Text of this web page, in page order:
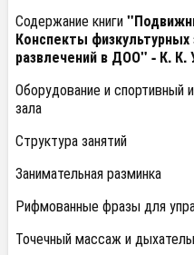
Содержание книги
Конспекты физкультурных
развлечений в ДОО" - К. К.
Оборудование и спортивный
зала
Структура занятий
Занимательная разминка
Рифмованные фразы для
Точечный массаж и